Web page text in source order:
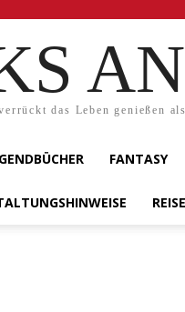
das Leben genießen
FANTASY